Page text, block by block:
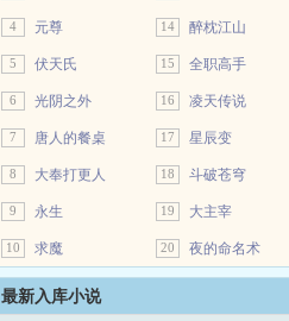
4 元尊
5 伏天氏
6 光阴之外
7 唐人的餐桌
8 大奉打更人
9 永生
10 求魔
14 醉枕江山
15 全职高手
16 凌天传说
17 星辰变
18 斗破苍穹
19 大主宰
20 夜的命名术
最新入库小说